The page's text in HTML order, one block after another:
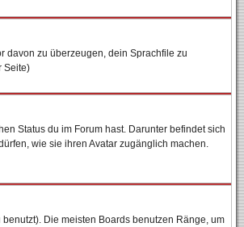
davon zu überzeugen, dein Sprachfile zu
Seite)
Status du im Forum hast. Darunter befindet sich
wie sie ihren Avatar zugänglich machen.
Die meisten Boards benutzen Ränge, um